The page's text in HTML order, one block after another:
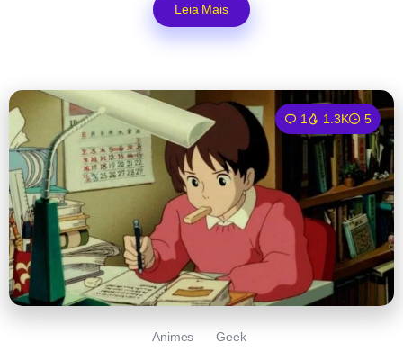
Leia Mais
1 1.3K 5
Animes Geek